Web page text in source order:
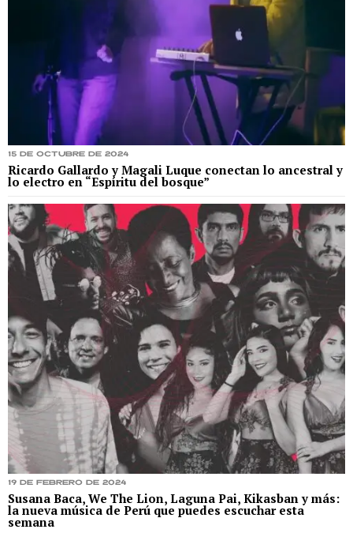
15 de octubre de 2024
Ricardo Gallardo y Magali Luque conectan lo ancestral y
lo electro en “Espíritu del bosque”
19 de febrero de 2024
Susana Baca, We The Lion, Laguna Pai, Kikasban y más:
la nueva música de Perú que puedes escuchar esta
semana